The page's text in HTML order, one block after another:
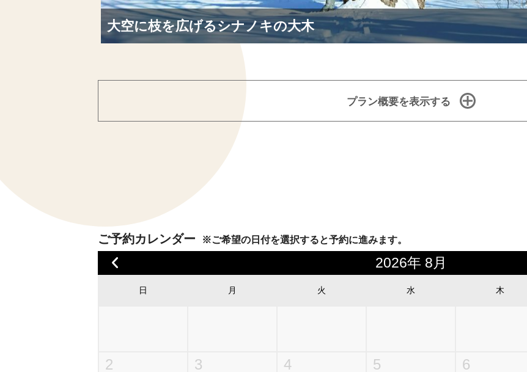
プラン概要を表示する
ご予約カレンダー ※ご希望の日付を選択すると予約に進みます。
2026年 8月
日 月 火 水 木
2 3 4 5 6